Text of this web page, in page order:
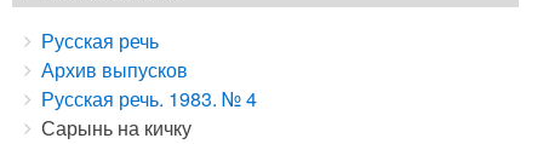
Breadcrumbs
You
are
here:
Русская речь
Архив выпусков
Русская речь. 1983. № 4
Сарынь на кичку